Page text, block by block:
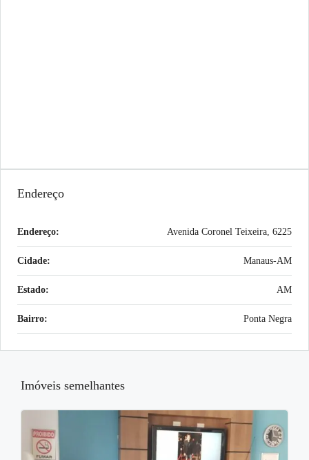
Endereço
Endereço: Avenida Coronel Teixeira, 6225
Cidade: Manaus-AM
Estado: AM
Bairro: Ponta Negra
Imóveis semelhantes